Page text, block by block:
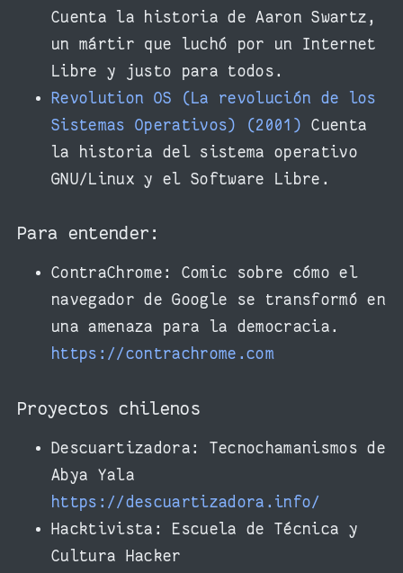
Cuenta la historia de Aaron Swartz,
un mártir que luchó por un Internet
Libre y justo para todos.
Revolution OS (La revolución de los
Sistemas Operativos) (2001)
Cuenta
la historia del sistema operativo
GNU/Linux y el Software Libre.
Para entender:
ContraChrome: Comic sobre cómo el
navegador de Google se transformó en
una amenaza para la democracia.
https://contrachrome.com
Proyectos chilenos
Descuartizadora: Tecnochamanismos de
Abya Yala
https://descuartizadora.info/
Hacktivista: Escuela de Técnica y
Cultura Hacker